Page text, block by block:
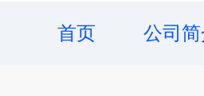
首页 公司